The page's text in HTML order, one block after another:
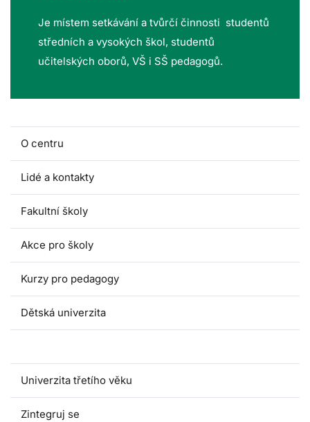
Je místem setkávání a tvůrčí činnosti studentů
středních a vysokých škol, studentů
učitelských oborů, VŠ i SŠ pedagogů.
O centru
Lidé a kontakty
Fakultní školy
Akce pro školy
Kurzy pro pedagogy
Dětská univerzita
Univerzita třetího věku
Zintegruj se